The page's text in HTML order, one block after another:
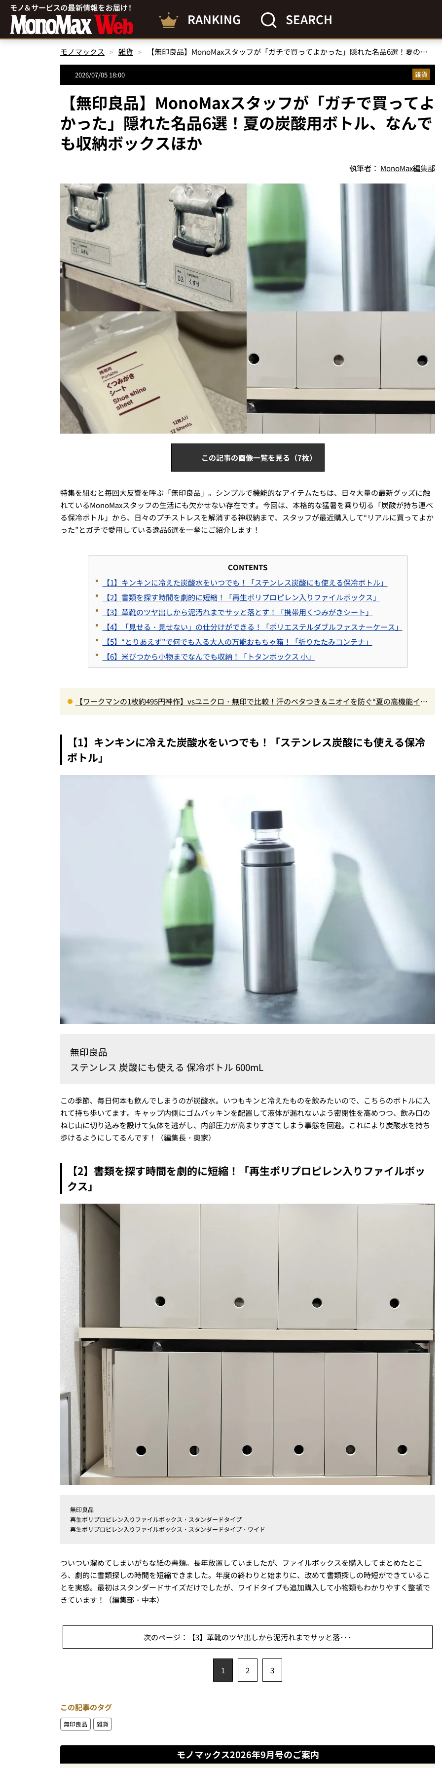
RANKING SEARCH
モノマックス 雑貨 【無印良品】MonoMaxスタッフが「ガチで買ってよかった」隠れた名品6選！夏の炭酸用ボトル、なんでも収納ボックスほか
2026/07/05 18:00 雑貨
【無印良品】MonoMaxスタッフが「ガチで買ってよ
かった」隠れた名品6選！夏の炭酸用ボトル、なんで
も収納ボックスほか
執筆者： MonoMax編集部
この記事の画像一覧を見る（7枚）
特集を組むと毎回大反響を呼ぶ「無印良品」。シンプルで機能的なアイテムたちは、日々大量の最新グッズに触
れているMonoMaxスタッフの生活にも欠かせない存在です。今回は、本格的な猛暑を乗り切る「炭酸が持ち運べ
る保冷ボトル」から、日々のプチストレスを解消する神収納まで、スタッフが最近購入して“リアルに買ってよか
った”とガチで愛用している逸品6選を一挙にご紹介します！
CONTENTS
【1】キンキンに冷えた炭酸水をいつでも！「ステンレス炭酸にも使える保冷ボトル」
【2】書類を探す時間を劇的に短縮！「再生ポリプロピレン入りファイルボックス」
【3】革靴のツヤ出しから泥汚れまでサッと落とす！「携帯用くつみがきシート」
【4】「見せる・見せない」の仕分けができる！「ポリエステルダブルファスナーケース」
【5】“とりあえず”で何でも入る大人の万能おもちゃ箱！「折りたたみコンテナ」
【6】米びつから小物までなんでも収納！「トタンボックス 小」
【ワークマンの1枚約495円神作】vsユニクロ・無印で比較！汗のベタつき＆ニオイを防ぐ“夏の高機能イン
【1】キンキンに冷えた炭酸水をいつでも！「ステンレス炭酸にも使える保冷
ボトル」
無印良品
ステンレス 炭酸にも使える 保冷ボトル 600mL
この季節、毎日何本も飲んでしまうのが炭酸水。いつもキンと冷えたものを飲みたいので、こちらのボトルに入
れて持ち歩いてます。キャップ内側にゴムパッキンを配置して液体が漏れないよう密閉性を高めつつ、飲み口の
ねじ山に切り込みを設けて気体を逃がし、内部圧力が高まりすぎてしまう事態を回避。これにより炭酸水を持ち
歩けるようにしてるんです！（編集長・奥家）
【2】書類を探す時間を劇的に短縮！「再生ポリプロピレン入りファイルボッ
クス」
無印良品
再生ポリプロピレン入りファイルボックス・スタンダードタイプ
再生ポリプロピレン入りファイルボックス・スタンダードタイプ・ワイド
ついつい溜めてしまいがちな紙の書類。長年放置していましたが、ファイルボックスを購入してまとめたとこ
ろ、劇的に書類探しの時間を短縮できました。年度の終わりと始まりに、改めて書類探しの時短ができているこ
とを実感。最初はスタンダードサイズだけでしたが、ワイドタイプも追加購入して小物類もわかりやすく整頓で
きています！（編集部・中本）
次のページ：【3】革靴のツヤ出しから泥汚れまでサッと落･･･
1 2 3
この記事のタグ
無印良品 雑貨
モノマックス2026年9月号のご案内